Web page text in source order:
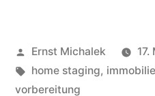
sie
ihre
Veröffentlicht
von
Ernst Michalek
Schlagwörter:
home staging,
vorbereitung